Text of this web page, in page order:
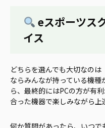
eスポーツス
イス
どちらを選んでも大切なの
ならみんなが持っている機
ら、最終的にはPCの方が有
合った機器で楽しみながら上
何か質問があったら、いつ